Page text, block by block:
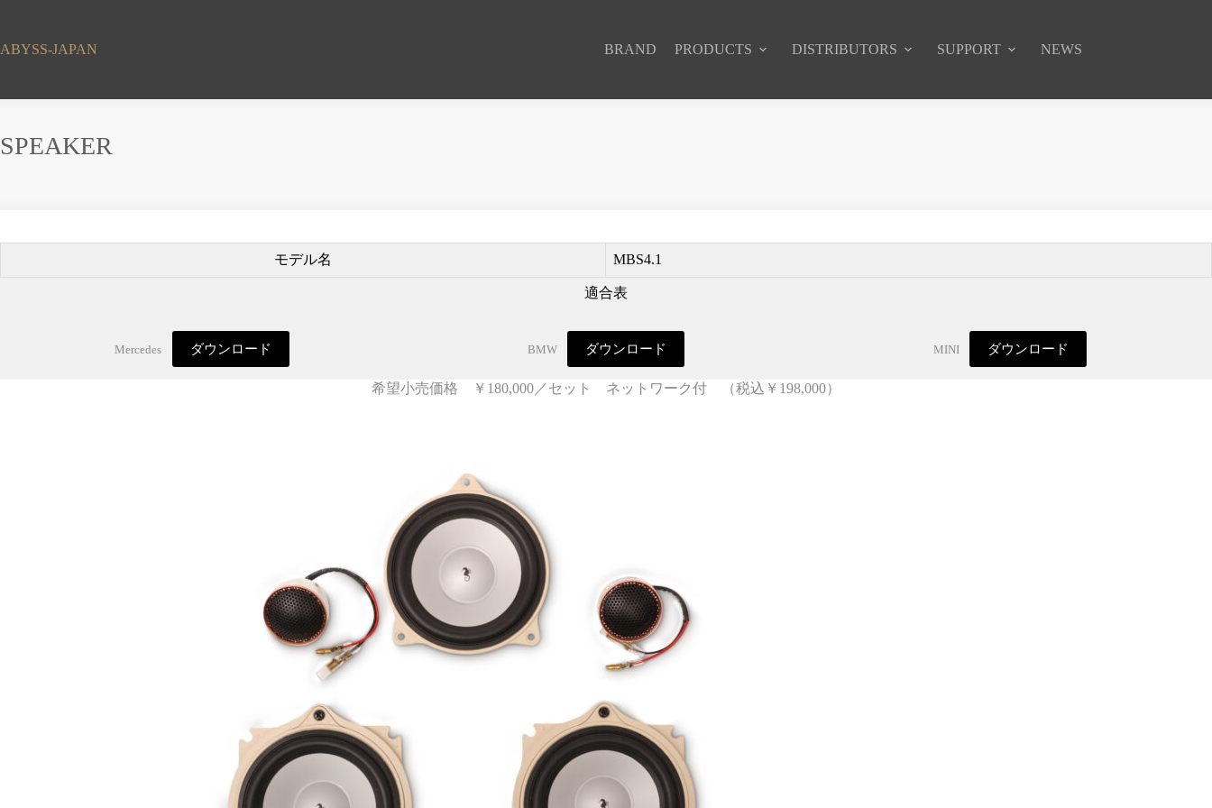
テ
へ
キ
ッ
ABYSS-JAPAN BRAND PRODUCTS DISTRIBUTORS SUPPORT NEWS
SPEAKER
モデル名 MBS4.1
適合表
Mercedes ダウンロード BMW ダウンロード MINI ダウンロード
希望小売価格 ￥180,000／セット ネットワーク付 （税込￥198,000）